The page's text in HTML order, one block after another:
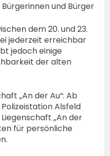
und Bürger
dem 20. und 23.
jederzeit erreichbar
jedoch einige
der alten
„An der Au“: Ab
Alsfeld
„An der
für persönliche